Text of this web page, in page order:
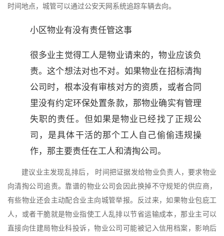
时间地点，城管可以通过公安天网系统追踪车辆去向。
小区物业有没有责任管这事
很多业主觉得工人是物业请来的，物业应该负
责。这个想法对也不对。如果物业在招标清掏
公司时，根本没有审核对方的资质，或者合同
里没有约定环保处置条款，那物业确实有管理
失职的责任。但如果是物业已经找了正规公
司，是具体干活的那个工人自己偷偷违规操
作，那主要责任在工人和清掏公司。
建议业主发现乱排后， 时间把证据发给物业负责人，要求物业
向清掏公司追责。靠谱的物业公司会因此换掉不守规矩的供应商，
有些物业还会主动配合业主向城管举报。反过来，如果物业包庇工
人，或者干脆就是物业指使工人乱排以节省运输成本，那业主可以
直接向住建局物业科投诉，物业公司可能被记入信用档案，影响后